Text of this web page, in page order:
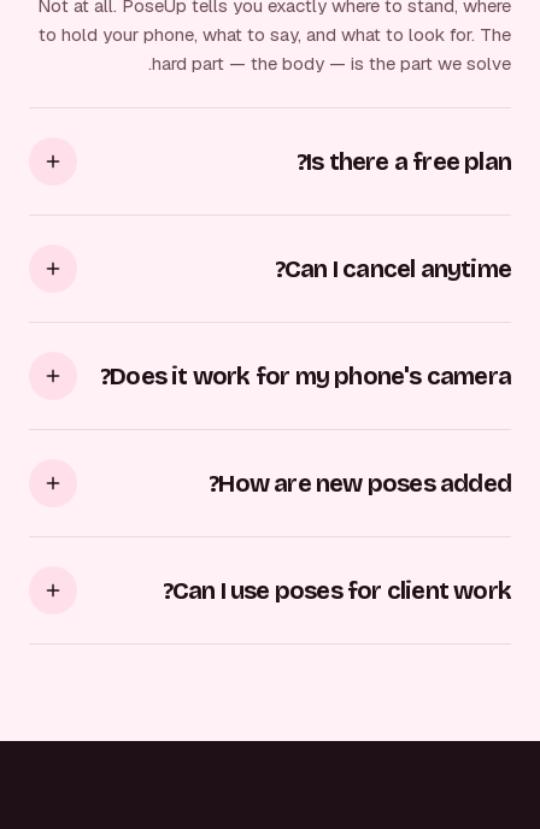
Not at all. PoseUp tells you exactly where to stand, where
to hold your phone, what to say, and what to look for. The
hard part — the body — is the part we solve.
Is there a free plan?
Can I cancel anytime?
Does it work for my phone's camera?
How are new poses added?
Can I use poses for client work?